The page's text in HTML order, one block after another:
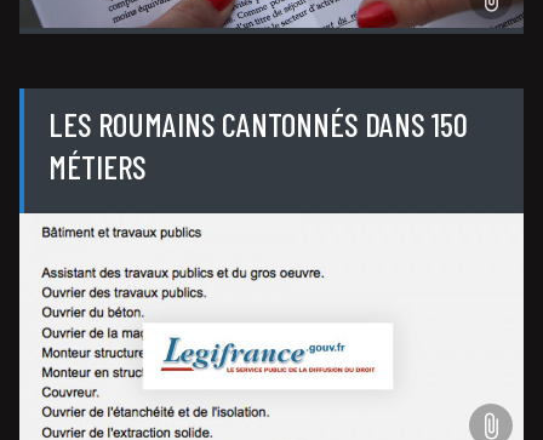
LES ROUMAINS CANTONNÉS DANS 150
MÉTIERS